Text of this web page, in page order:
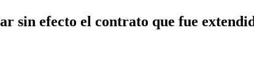
sin efecto el contrato que fue